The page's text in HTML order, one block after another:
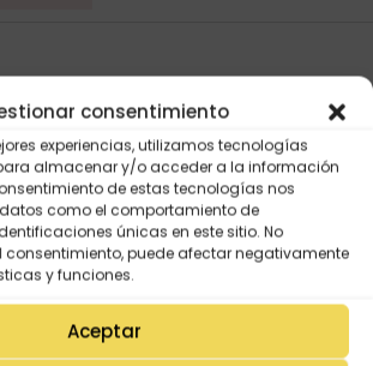
consentimiento
experiencias, utilizamos tecnologías
almacenar y/o acceder a la información
de estas tecnologías nos
como el comportamiento de
únicas en este sitio. No
consentimiento, puede afectar negativamente
y funciones.
Aceptar
Mi Cuenta
Lista de deseos
Mi Perfil